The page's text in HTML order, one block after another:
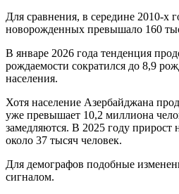
Для сравнения, в середине 2010-х
новорожденных превышало 160
В январе 2026 года тенденция
рождаемости сократился до 8,9
населения.
Хотя население Азербайджана
уже превышает 10,2 миллиона
замедляются. В 2025 году прирост
около 37 тысяч человек.
Для демографов подобные
сигналом.